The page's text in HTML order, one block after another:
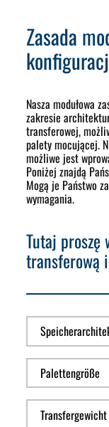
Zasada
Nasza modułowa
zakresie
transferowej,
palety mocującej.
możliwe jest
Poniżej znajdą
Mogą je Państwo
wymagania.
Tutaj proszę
transferową